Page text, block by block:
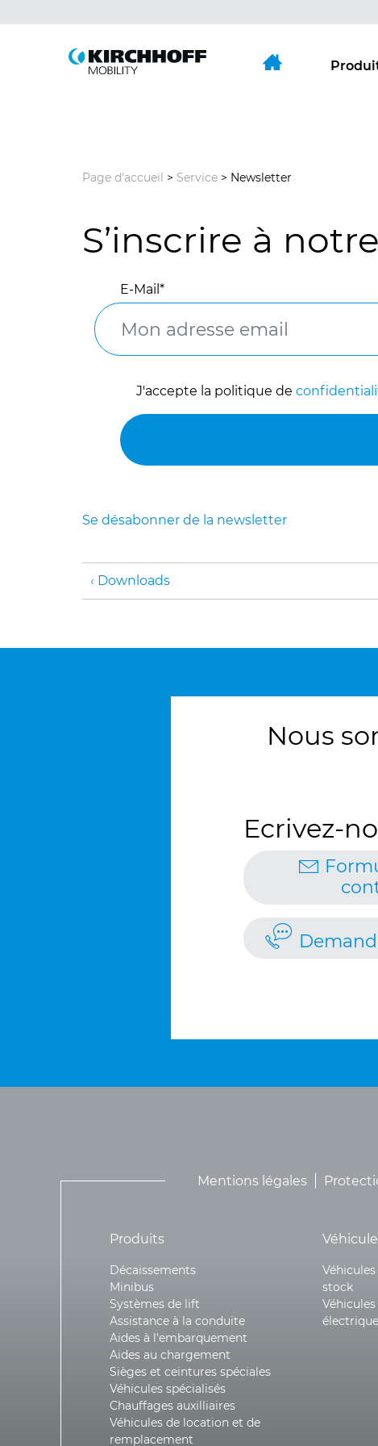
Contenu
Page d'accueil > Service > Newsletter
S’inscrire à
E-Mail *
J'accepte la politique de
Se désabonner de la newsletter
Downloads
Nous
Ecrivez-
Mentions légales
Produits
Décaissements
Minibus
Systèmes de lift
Assistance à la conduite
Aides à l'embarquement
Aides au chargement
Sièges et ceintures spéciales
Véhicules spécialisés
Chauffages auxilliaires
Véhicules de location et de
remplacement
Véhicules
stock
Véhicules